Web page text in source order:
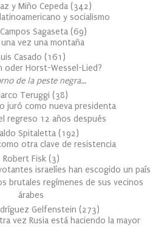
y Miño Cepeda (342)
y socialismo
Sagaseta (69)
una vez una montaña
Casado (161 )
oder Horst-Wessel-Lied?
de la peste negra…
Teruggi (38)
juró como nueva presidenta
regreso 12 años después
Spitaletta (192)
otra clave de resistencia
Robert Fisk (3)
israelíes han escogido un país
brutales regímenes de sus vecinos
árabes
Gelfenstein (273)
vez Rusia está haciendo la mayor